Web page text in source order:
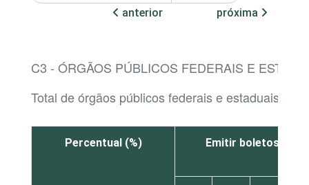
anterior
próxima
C3 - ÓRGÃOS PÚBLICOS FEDERAIS E
Total de órgãos públicos federais e estaduais
Percentual (%)
Emitir boletos de